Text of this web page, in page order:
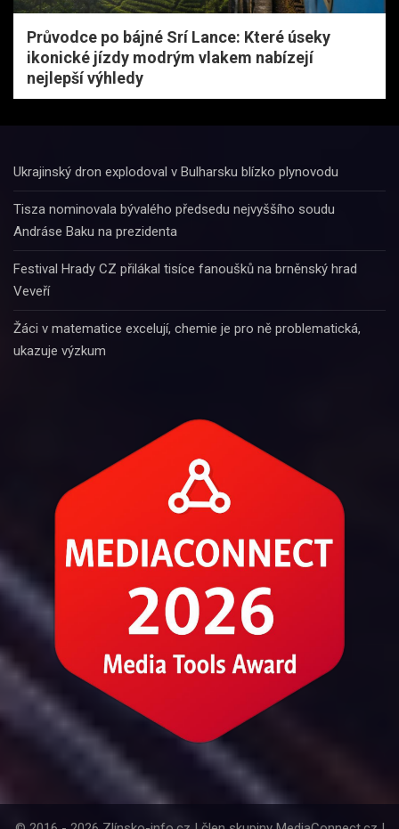
Průvodce po bájné Srí Lance: Které úseky
ikonické jízdy modrým vlakem nabízejí
nejlepší výhledy
Ukrajinský dron explodoval v Bulharsku blízko plynovodu
Tisza nominovala bývalého předsedu nejvyššího soudu
Andráse Baku na prezidenta
Festival Hrady CZ přilákal tisíce fanoušků na brněnský hrad
Veveří
Žáci v matematice excelují, chemie je pro ně problematická,
ukazuje výzkum